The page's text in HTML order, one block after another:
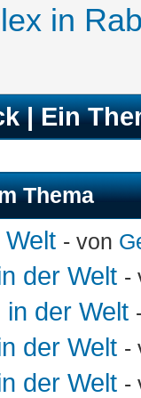
in
|Ein
Thema
- von
der Welt -
der Welt
der Welt -
der Welt -